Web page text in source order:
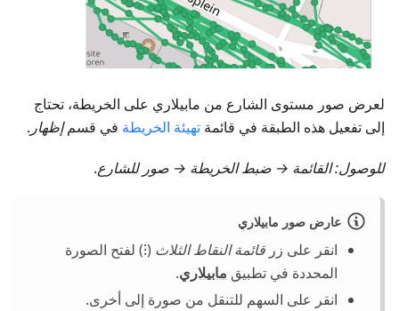
لعرض صور مستوى الشارع من مابيلاري على الخريطة، تحتاج
إلى تفعيل هذه الطبقة في قائمة تهيئة الخريطة في قسمإظهار .
للوصول:القائمة → ضبط الخريطة → صور للشارع.
عارض صور مابيلاري
انقر على زر قائمة النقاط الثلاث (⁝) لفتح الصورة
المحددة في تطبيق مابيلاري.
انقر على السهم للتنقل من صورة إلى أخرى.